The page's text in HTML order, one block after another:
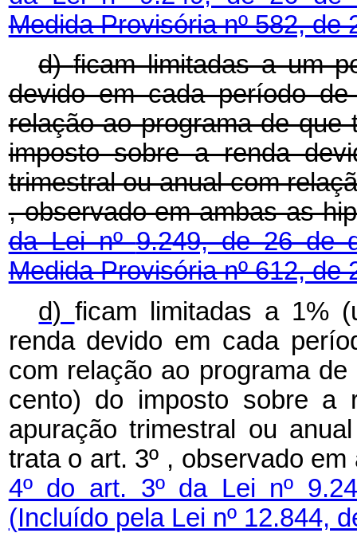
Medida Provisória nº 582, de
d)ficam limitadas a um
devido em cada período
relação ao programa de que
imposto sobre a renda
trimestral ou anual com
, observado em ambas as
da Lei nº9.249, de 26 de
Medida Provisória nº 612, de
d) ficam limitadas a 1%
renda devido em cada
com relação ao programa
cento) do imposto sobre a
apuração trimestral ou
trata o art. 3º , observado
4º do art. 3º da Lei nº
(Incluído pela Lei nº 12.844,